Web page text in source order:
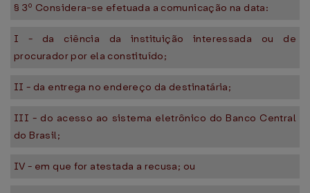
§ 3º Considera-se efetuada a comunicação na data:
I - da ciência da instituição interessada ou de
procurador por ela constituído;
II - da entrega no endereço da destinatária;
III - do acesso ao sistema eletrônico do Banco Central
do Brasil;
IV - em que for atestada a recusa; ou